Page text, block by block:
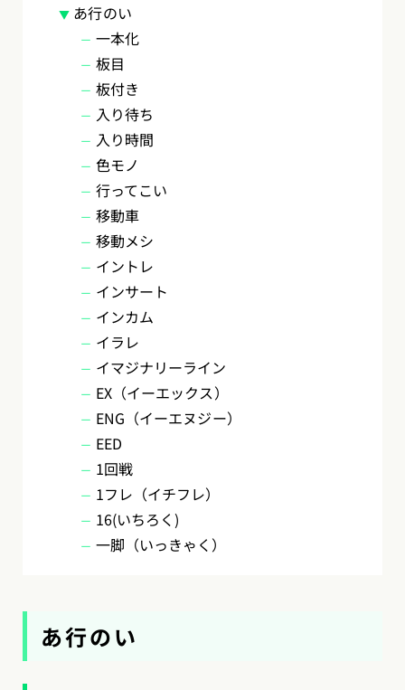
あ行のい
一本化
板目
板付き
入り待ち
入り時間
色モノ
行ってこい
移動車
移動メシ
イントレ
インサート
インカム
イラレ
イマジナリーライン
EX（イーエックス）
ENG（イーエヌジー）
EED
1回戦
1フレ（イチフレ）
16(いちろく)
一脚（いっきゃく）
あ行のい